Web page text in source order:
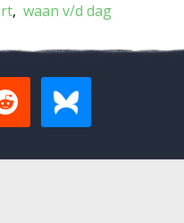
waan v/d dag